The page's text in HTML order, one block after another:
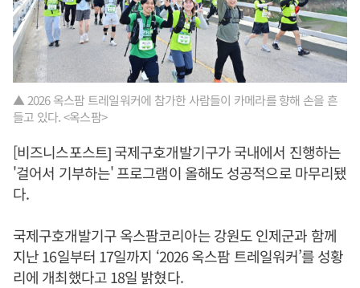
▲ 2026 옥스팜 트레일워커에 참가한 사람들이 카메라를 향해 손을 흔
들고 있다. <옥스팜>
[비즈니스포스트] 국제구호개발기구가 국내에서 진행하는
'걸어서 기부하는' 프로그램이 올해도 성공적으로 마무리됐
다.
국제구호개발기구 옥스팜코리아는 강원도 인제군과 함께
지난 16일부터 17일까지 ‘2026 옥스팜 트레일워커’를 성황
리에 개최했다고 18일 밝혔다.